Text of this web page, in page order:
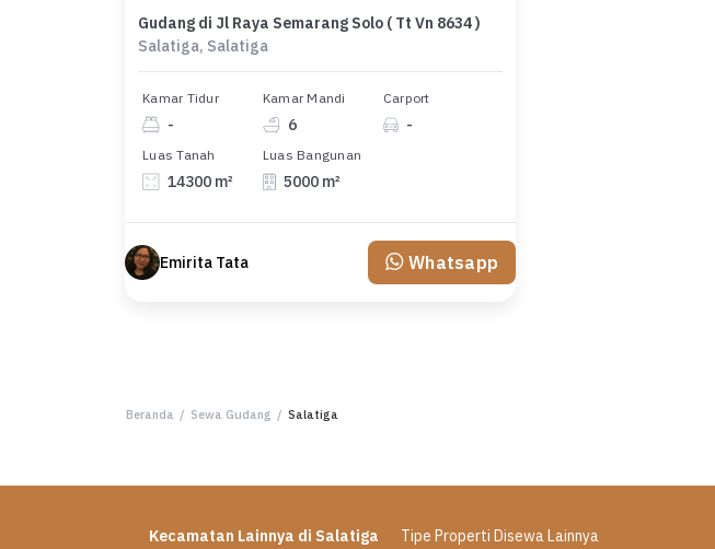
Gudang di Jl Raya Semarang Solo ( Tt Vn 8634 )
Salatiga, Salatiga
Kamar Tidur
-
Kamar Mandi
6
Carport
-
Luas Tanah
14300 m²
Luas Bangunan
5000 m²
Emirita Tata Whatsapp
Beranda / Sewa Gudang / Salatiga
Kecamatan Lainnya di Salatiga Tipe Properti Disewa Lainnya